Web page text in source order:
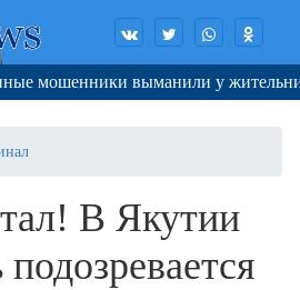
мошенники выманили у
В Якутии